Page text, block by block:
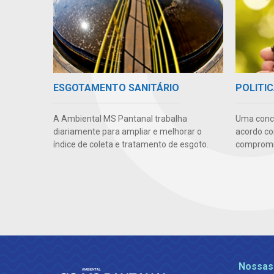
ESGOTAMENTO SANITÁRIO
A Ambiental MS Pantanal trabalha
diariamente para ampliar e melhorar o
índice de coleta e tratamento de esgoto.
Uma
acordo